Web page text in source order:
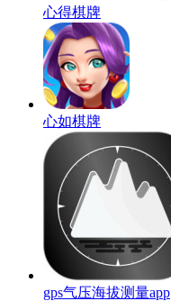
心得棋牌
心如棋牌
gps气压海拔测量app